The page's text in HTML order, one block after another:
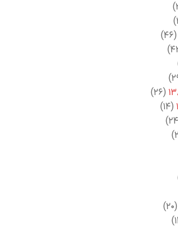
(۴۶)
(۲۶)
(۱۴)
(۲۰)